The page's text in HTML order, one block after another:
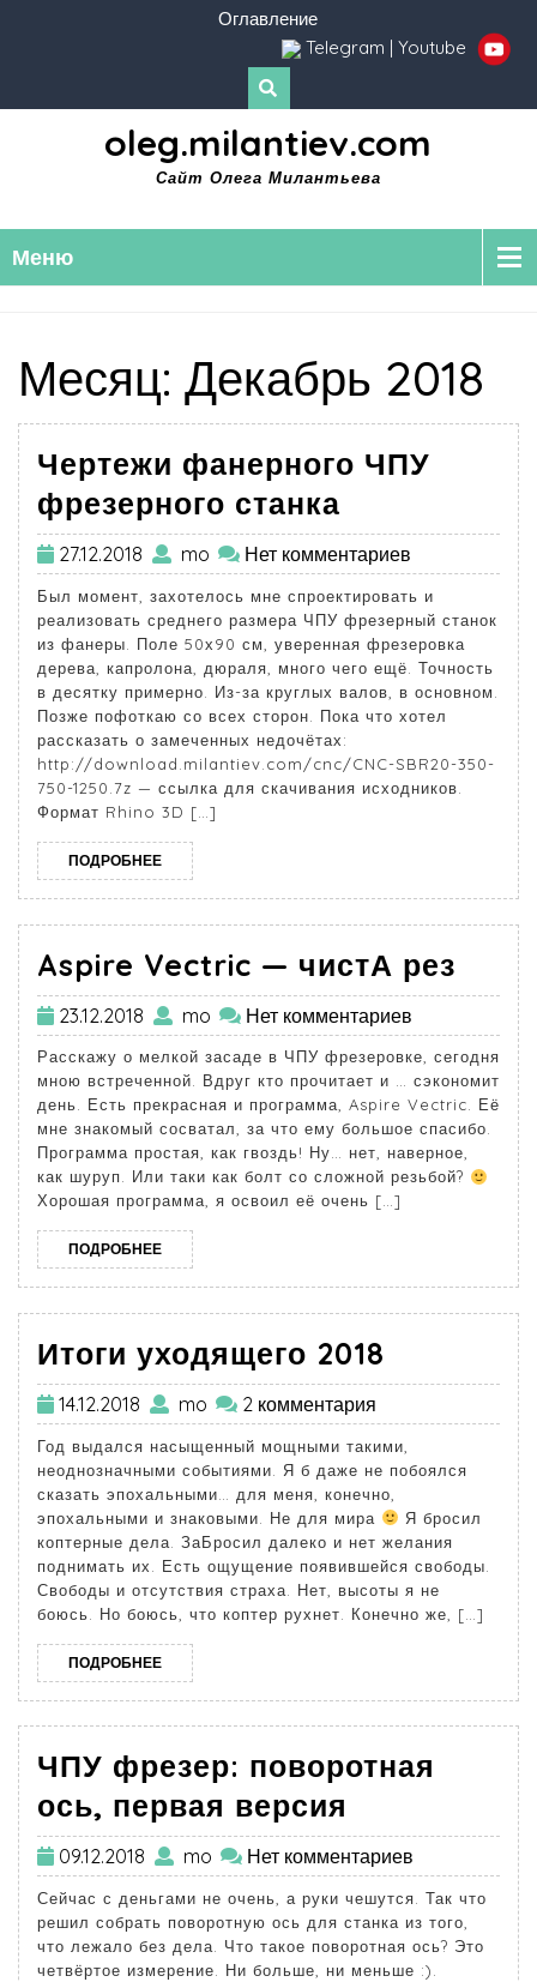
Оглавление
Telegram | Youtube
oleg.milantiev.com
Сайт Олега Милантьева
Меню
Месяц: Декабрь 2018
Чертежи фанерного ЧПУ
фрезерного станка
27.12.2018 mo Нет комментариев
Был момент, захотелось мне спроектировать и
реализовать среднего размера ЧПУ фрезерный станок
из фанеры. Поле 50х90 см, уверенная фрезеровка
дерева, капролона, дюраля, много чего ещё. Точность
в десятку примерно. Из-за круглых валов, в основном.
Позже пофоткаю со всех сторон. Пока что хотел
рассказать о замеченных недочётах:
http://download.milantiev.com/cnc/CNC-SBR20-350-
750-1250.7z — ссылка для скачивания исходников.
Формат Rhino 3D […]
ПОДРОБНЕЕ
Aspire Vectric — чистА рез
23.12.2018 mo Нет комментариев
Расскажу о мелкой засаде в ЧПУ фрезеровке, сегодня
мною встреченной. Вдруг кто прочитает и … сэкономит
день. Есть прекрасная и программа, Aspire Vectric. Её
мне знакомый сосватал, за что ему большое спасибо.
Программа простая, как гвоздь! Ну… нет, наверное,
как шуруп. Или таки как болт со сложной резьбой?
Хорошая программа, я освоил её очень […]
ПОДРОБНЕЕ
Итоги уходящего 2018
14.12.2018 mo 2 комментария
Год выдался насыщенный мощными такими,
неоднозначными событиями. Я б даже не побоялся
сказать эпохальными… для меня, конечно,
эпохальными и знаковыми. Не для мира
Я бросил
коптерные дела. ЗаБросил далеко и нет желания
поднимать их. Есть ощущение появившейся свободы.
Свободы и отсутствия страха. Нет, высоты я не
боюсь. Но боюсь, что коптер рухнет. Конечно же, […]
ПОДРОБНЕЕ
ЧПУ фрезер: поворотная
ось, первая версия
09.12.2018 mo Нет комментариев
Сейчас с деньгами не очень, а руки чешутся. Так что
решил собрать поворотную ось для станка из того,
что лежало без дела. Что такое поворотная ось? Это
четвёртое измерение. Ни больше, ни меньше :).